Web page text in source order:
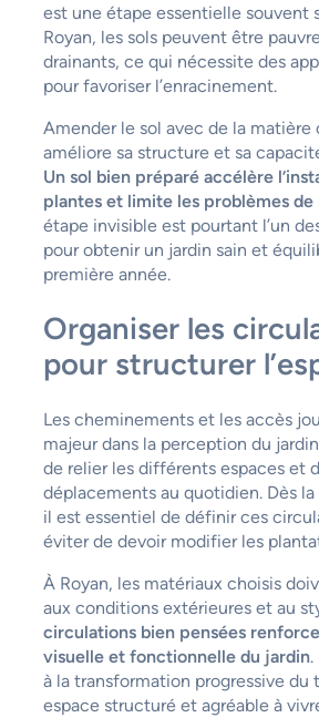
est une étape essentielle souvent
Royan, les sols peuvent être
drainants, ce qui nécessite des
pour favoriser l’enracinement.
Amender le sol avec de la matière
améliore sa structure et sa
Un sol bien préparé accélère
plantes et limite les problèmes de
étape invisible est pourtant l’un
pour obtenir un jardin sain et
première année.
Organiser les
pour structurer
Les cheminements et les accès
majeur dans la perception du
de relier les différents espaces et
déplacements au quotidien. Dès
il est essentiel de définir ces
éviter de devoir modifier les
À Royan, les matériaux choisis
aux conditions extérieures et au
circulations bien pensées
visuelle et fonctionnelle du jardin.
à la transformation progressive du
espace structuré et agréable à